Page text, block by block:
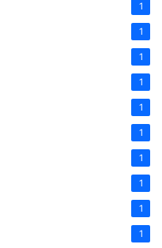
1
1
1
1
1
1
1
1
1
1